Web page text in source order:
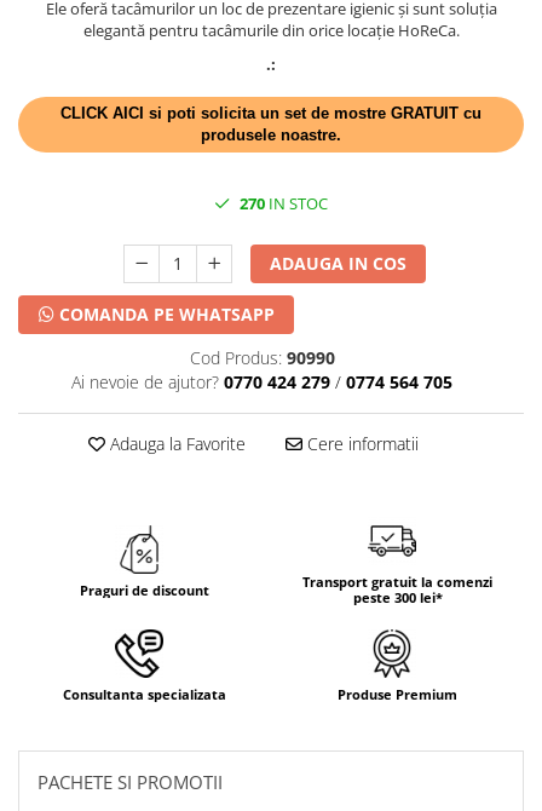
DECOR HALLOWEEN
DECOR ZIUA ROMANIEI
DECOR PRIMAVARA
DECOR VARA
TEMATICA CULINARA
DECOR MOS NICOLAE
DECOR OKTOBER FEST
DECOR BABY SHOWER
Ele oferă tacâmurilor un loc de prezentare igienic și sunt soluția
elegantă pentru tacâmurile din orice locație HoReCa.
.:
CLICK AICI si poti solicita un set de mostre GRATUIT cu
produsele noastre.
270 IN STOC
ADAUGA IN COS
COMANDA PE WHATSAPP
Cod Produs: 90990
Ai nevoie de ajutor? 0770 424 279 / 0774 564 705
Adauga la Favorite Cere informatii
Praguri de discount
Transport gratuit la comenzi
peste 300 lei*
Consultanta specializata Produse Premium
PACHETE SI PROMOTII